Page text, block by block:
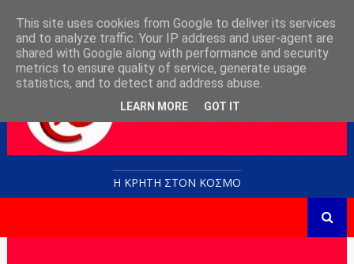
Η ΚΡΗΤΗ ΣΤΟN KOΣΜΟ
This site uses cookies from Google to deliver its services
and to analyze traffic. Your IP address and user-agent are
shared with Google along with performance and security
metrics to ensure quality of service, generate usage
statistics, and to detect and address abuse.
LEARN MORE GOT IT